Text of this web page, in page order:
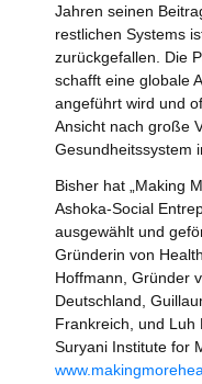
Jahren seinen
restlichen Systems
zurückgefallen. Die
schafft eine globale
angeführt wird und
Ansicht nach große
Gesundheitssystem
Bisher hat „Making
Ashoka-Social
ausgewählt und
Gründerin von
Hoffmann, Gründer
Deutschland,
Frankreich, und Luh
Suryani Institute for